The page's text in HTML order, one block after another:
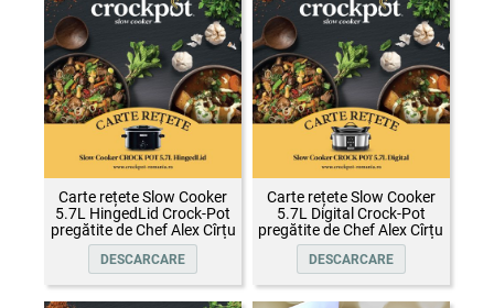
Carte rețete Slow Cooker
5.7L HingedLid Crock-Pot
pregătite de Chef Alex Cîrțu
DESCARCARE
Carte rețete Slow Cooker
5.7L Digital Crock-Pot
pregătite de Chef Alex Cîrțu
DESCARCARE